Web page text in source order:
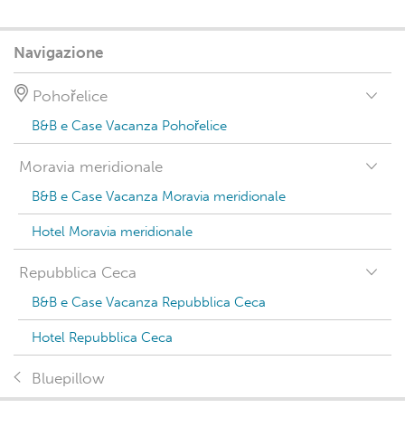
Navigazione
Pohořelice
B&B e Case Vacanza Pohořelice
Moravia meridionale
B&B e Case Vacanza Moravia meridionale
Hotel Moravia meridionale
Repubblica Ceca
B&B e Case Vacanza Repubblica Ceca
Hotel Repubblica Ceca
Bluepillow